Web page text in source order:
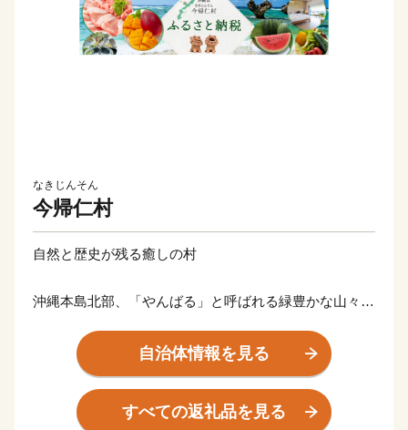
なきじんそん
今帰仁村
自然と歴史が残る癒しの村
沖縄本島北部、「やんばる」と呼ばれる緑豊かな山々が
景観が色濃く残るいやしのむらです。豊かな土壌に育ま
れたスイカやマンゴー、今帰仁アグーの産地として知ら
れております。世界遺産に登録されている今帰仁城跡
や、古宇利大橋、ワルミ大橋からの眺望は沖縄を代表す
自治体情報を見る
すべての返礼品を見る